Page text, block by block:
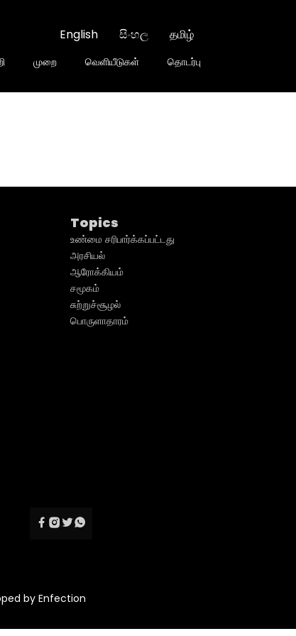
English සිංහල தமிழ்
முறை வெளியீடுகள் தொடர்பு
Topics
உண்மை சரிபார்க்கப்பட்டது
அரசியல்
ஆரோக்கியம்
சமூகம்
சுற்றுச்சூழல்
பொருளாதாரம்
by Enfection